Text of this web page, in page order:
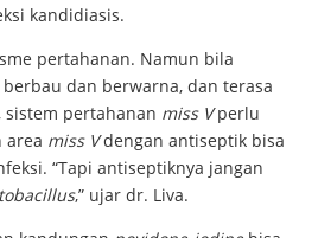
kandidiasis.
pertahanan. Namun bila
dan berwarna, dan terasa
sistem pertahanan miss Vperlu
area miss Vdengan antiseptik bisa
“Tapi antiseptiknya jangan
,” ujar dr. Liva.